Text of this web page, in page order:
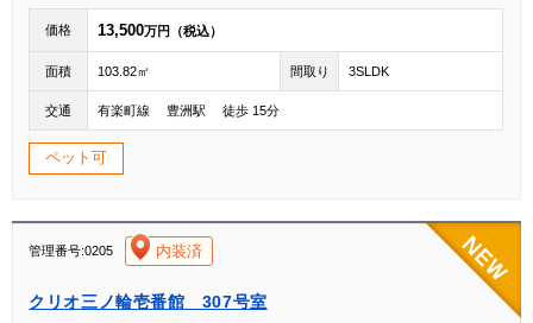
価格 13,500万円（税込）
面積 103.82㎡ 間取り 3SLDK
交通 有楽町線 豊洲駅 徒歩 15分
ペット可
管理番号:0205 内装済
クリオ三ノ輪壱番館 307号室
[004]